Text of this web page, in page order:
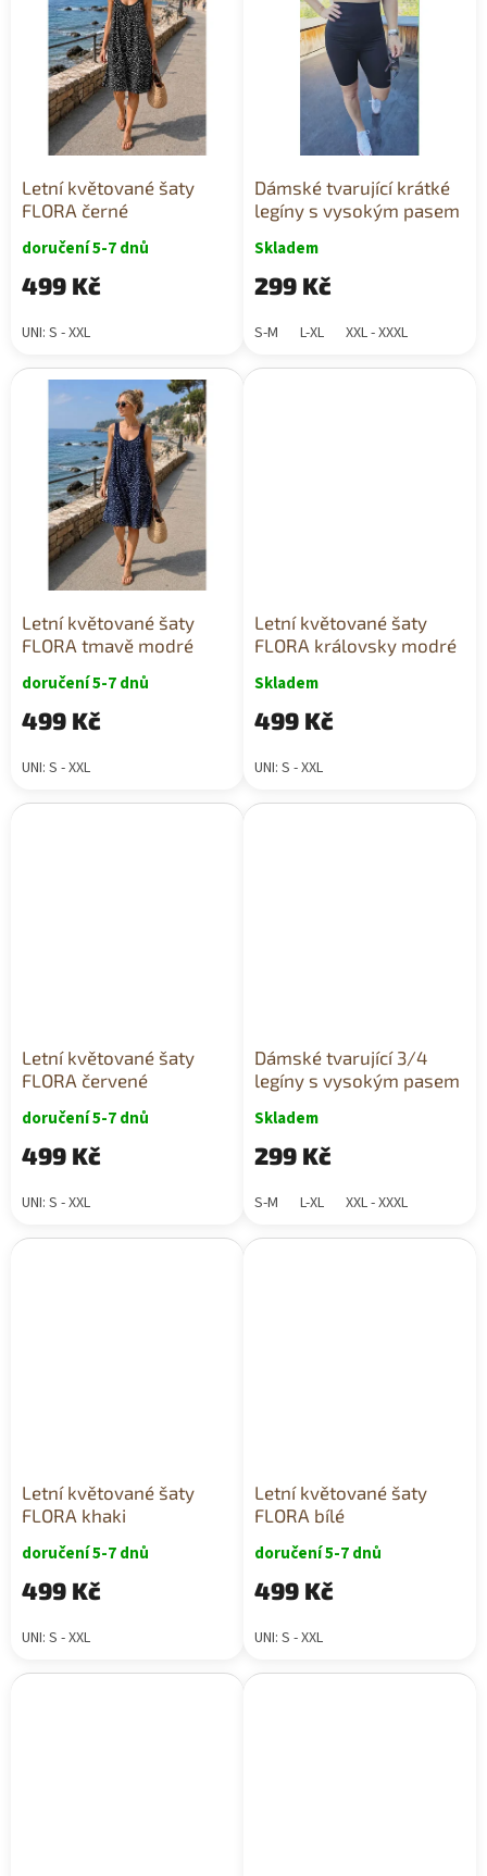
Letní květované šaty
FLORA černé
doručení 5-7 dnů
499 Kč
UNI: S - XXL
Dámské tvarující krátké
legíny s vysokým pasem
Skladem
299 Kč
S-M L-XL XXL - XXXL
Letní květované šaty
FLORA tmavě modré
doručení 5-7 dnů
499 Kč
UNI: S - XXL
Letní květované šaty
FLORA královsky modré
Skladem
499 Kč
UNI: S - XXL
Letní květované šaty
FLORA červené
doručení 5-7 dnů
499 Kč
UNI: S - XXL
Dámské tvarující 3/4
legíny s vysokým pasem
Skladem
299 Kč
S-M L-XL XXL - XXXL
Letní květované šaty
FLORA khaki
doručení 5-7 dnů
499 Kč
UNI: S - XXL
Letní květované šaty
FLORA bílé
doručení 5-7 dnů
499 Kč
UNI: S - XXL